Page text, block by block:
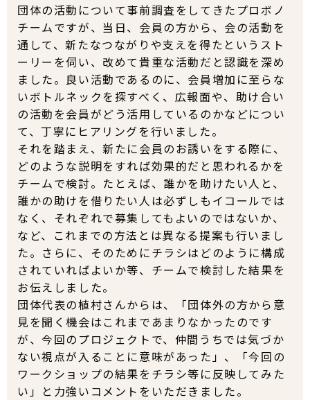
団体の活動について事前調査をしてきたプロボノ
チームですが、当日、会員の方から、会の活動を
通して、新たなつながりや支えを得たというスト
ーリーを伺い、改めて貴重な活動だと認識を深め
ました。良い活動であるのに、会員増加に至らな
いボトルネックを探すべく、広報面や、助け合い
の活動を会員がどう活用しているのかなどについ
て、丁寧にヒアリングを行いました。
それを踏まえ、新たに会員のお誘いをする際に、
どのような説明をすれば効果的だと思われるかを
チームで検討。たとえば、誰かを助けたい人と、
誰かの助けを借りたい人は必ずしもイコールでは
なく、それぞれで募集してもよいのではないか、
など、これまでの方法とは異なる提案も行いまし
た。さらに、そのためにチラシはどのように構成
されていればよいか等、チームで検討した結果を
お伝えしました。
団体代表の植村さんからは、「団体外の方から意
見を聞く機会はこれまであまりなかったのです
が、今回のプロジェクトで、仲間うちでは気づか
ない視点が入ることに意味があった」、「今回の
ワークショップの結果をチラシ等に反映してみた
い」と力強いコメントをいただきました。